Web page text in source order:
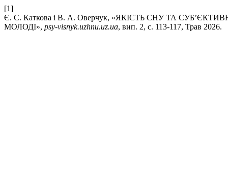
[1]
Є. С. Каткова і В. А. Оверчук, «ЯКІСТЬ СНУ ТА
МОЛОДІ», psy-visnyk.uzhnu.uz.ua, вип. 2, с. 113-117, Трав 2026.